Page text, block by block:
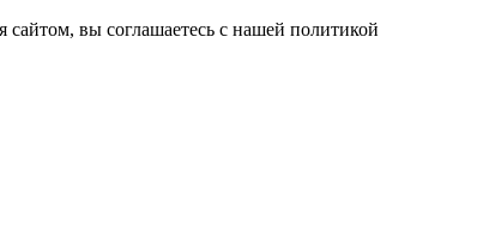
вы соглашаетесь с нашей политикой